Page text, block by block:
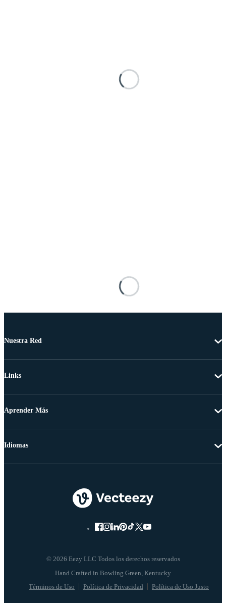
Nuestra Red
Links
Aprender Más
© 2026 Eezy LLC Todos los derechos reservados
Términos de Uso Política de Privacidad Política de Uso Justo
Idiomas